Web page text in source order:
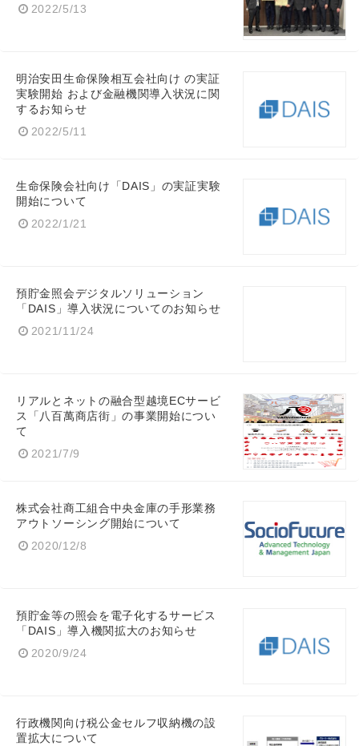
2022/5/13
明治安田生命保険相互会社向け の実証
実験開始 および金融機関導入状況に関
するお知らせ
2022/5/11
生命保険会社向け「DAIS」の実証実験
開始について
2022/1/21
預貯金照会デジタルソリューション
「DAIS」導入状況についてのお知らせ
2021/11/24
リアルとネットの融合型越境ECサービ
ス「八百萬商店街」の事業開始につい
て
2021/7/9
株式会社商工組合中央金庫の手形業務
アウトソーシング開始について
2020/12/8
預貯金等の照会を電子化するサービス
「DAIS」導入機関拡大のお知らせ
2020/9/24
行政機関向け税公金セルフ収納機の設
置拡大について
Japanese
English